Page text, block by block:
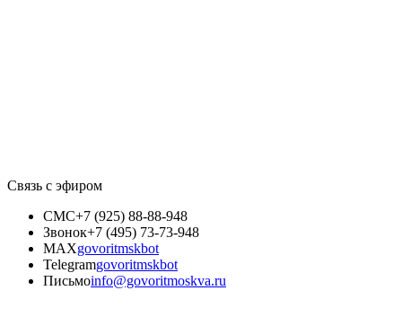
Связь с эфиром
СМС+7 (925) 88-88-948
Звонок+7 (495) 73-73-948
MAXgovoritmskbot
Telegramgovoritmskbot
Письмоinfo@govoritmoskva.ru